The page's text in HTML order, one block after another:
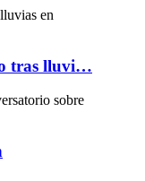
tras lluvi…